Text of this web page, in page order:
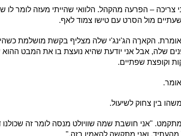
צריכה – הפרעה מהקהל. הלוואי שהייתי מעזה לומר לו
מול הסרט עם טישו צמוד לאף.
אומרת. הקארֶה הג'ינג'י שלה מצליף בקשת מושלמת
שלה, אבל אני יודעת שהיא נועצת בו את המבט
וקופצת שפתיים.
בין צחוק לשיעול.
"אני חושבת שמה שוויולט מנסה לומר זה שכולנו
ואני מתקשה להאמין בזה."